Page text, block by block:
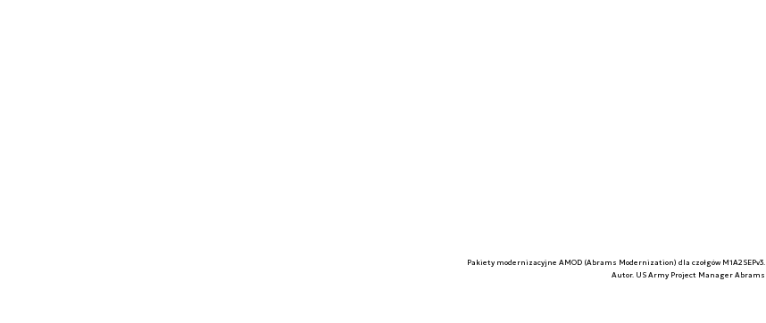
Pakiety modernizacyjne AMOD (Abrams Modernization) dla czołgów M1A2SEPv3.
Autor. US Army Project Manager Abrams